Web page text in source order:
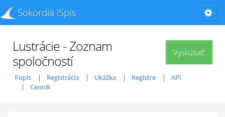
Sokordia iSpis
Vyskúšať!
Lustrácie - Zoznam
spoločností
Popis Registrácia Ukážka Registre
API
Cenník